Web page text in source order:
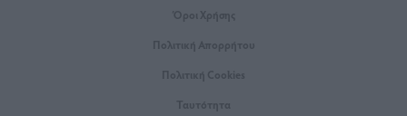
Όροι Xρήσης
Πολιτική Απορρήτου
Πολιτική Cookies
Ταυτότητα